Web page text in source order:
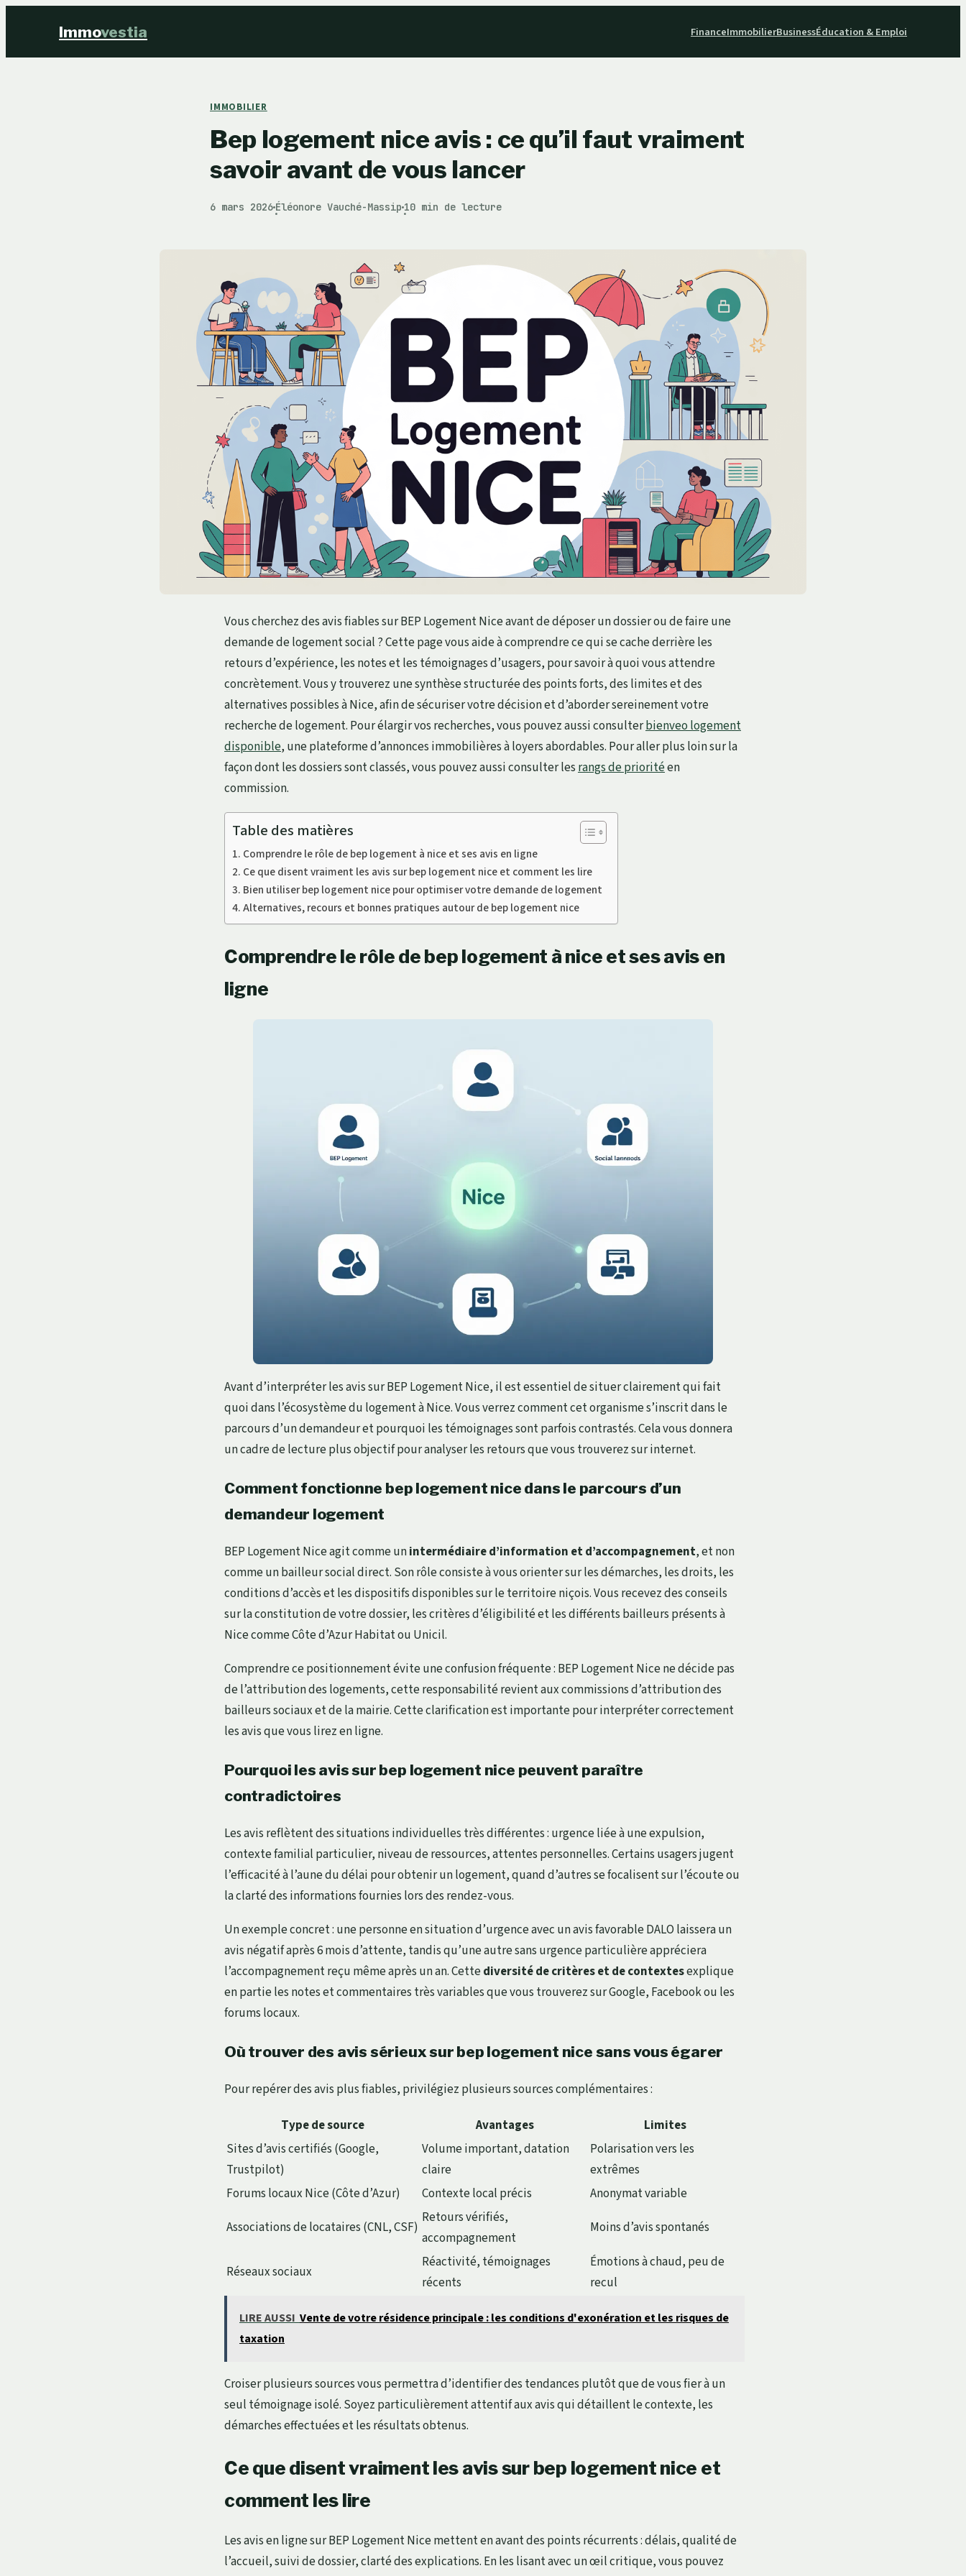
Immovestia FinanceImmobilierBusinessÉducation & Emploi
IMMOBILIER
Bep logement nice avis : ce qu’il faut vraiment
savoir avant de vous lancer
6 mars 2026
·
Éléonore Vauché-Massip
·
10 min de lecture
Vous cherchez des avis fiables sur BEP Logement Nice avant de déposer un dossier ou de faire une
demande de logement social ? Cette page vous aide à comprendre ce qui se cache derrière les
retours d’expérience, les notes et les témoignages d’usagers, pour savoir à quoi vous attendre
concrètement. Vous y trouverez une synthèse structurée des points forts, des limites et des
alternatives possibles à Nice, afin de sécuriser votre décision et d’aborder sereinement votre
recherche de logement. Pour élargir vos recherches, vous pouvez aussi consulterbienveo logement
disponible, une plateforme d’annonces immobilières à loyers abordables. Pour aller plus loin sur la
façon dont les dossiers sont classés, vous pouvez aussi consulter lesrangs de prioritéen
commission.
Table des matières
Comprendre le rôle de bep logement à nice et ses avis en ligne
Ce que disent vraiment les avis sur bep logement nice et comment les lire
Bien utiliser bep logement nice pour optimiser votre demande de logement
Alternatives, recours et bonnes pratiques autour de bep logement nice
Comprendre le rôle de bep logement à nice et ses avis en
ligne
Avant d’interpréter les avis sur BEP Logement Nice, il est essentiel de situer clairement qui fait
quoi dans l’écosystème du logement à Nice. Vous verrez comment cet organisme s’inscrit dans le
parcours d’un demandeur et pourquoi les témoignages sont parfois contrastés. Cela vous donnera
un cadre de lecture plus objectif pour analyser les retours que vous trouverez sur internet.
Comment fonctionne bep logement nice dans le parcours d’un
demandeur logement
BEP Logement Nice agit comme unintermédiaire d’information et d’accompagnement, et non
comme un bailleur social direct. Son rôle consiste à vous orienter sur les démarches, les droits, les
conditions d’accès et les dispositifs disponibles sur le territoire niçois. Vous recevez des conseils
sur la constitution de votre dossier, les critères d’éligibilité et les différents bailleurs présents à
Nice comme Côte d’Azur Habitat ou Unicil.
Comprendre ce positionnement évite une confusion fréquente : BEP Logement Nice ne décide pas
de l’attribution des logements, cette responsabilité revient aux commissions d’attribution des
bailleurs sociaux et de la mairie. Cette clarification est importante pour interpréter correctement
les avis que vous lirez en ligne.
Pourquoi les avis sur bep logement nice peuvent paraître
contradictoires
Les avis reflètent des situations individuelles très différentes : urgence liée à une expulsion,
contexte familial particulier, niveau de ressources, attentes personnelles. Certains usagers jugent
l’efficacité à l’aune du délai pour obtenir un logement, quand d’autres se focalisent sur l’écoute ou
la clarté des informations fournies lors des rendez-vous.
Un exemple concret : une personne en situation d’urgence avec un avis favorable DALO laissera un
avis négatif après 6 mois d’attente, tandis qu’une autre sans urgence particulière appréciera
l’accompagnement reçu même après un an. Cettediversité de critères et de contextesexplique
en partie les notes et commentaires très variables que vous trouverez sur Google, Facebook ou les
forums locaux.
Où trouver des avis sérieux sur bep logement nice sans vous égarer
Pour repérer des avis plus fiables, privilégiez plusieurs sources complémentaires :
Type de source Avantages
Limites
Sites d’avis certifiés (Google,
Trustpilot)
Volume important, datation
claire
Polarisation vers les
extrêmes
Forums locaux Nice (Côte d’Azur)
Contexte local précis
Anonymat variable
Associations de locataires (CNL, CSF)
Retours vérifiés,
accompagnement
Moins d’avis spontanés
Réseaux sociaux
Réactivité, témoignages
récents
Émotions à chaud, peu de
recul
LIRE AUSSI Vente de votre résidence principale : les conditions d'exonération et les risques de
taxation
Croiser plusieurs sources vous permettra d’identifier des tendances plutôt que de vous fier à un
seul témoignage isolé. Soyez particulièrement attentif aux avis qui détaillent le contexte, les
démarches effectuées et les résultats obtenus.
Ce que disent vraiment les avis sur bep logement nice et
comment les lire
Les avis en ligne sur BEP Logement Nice mettent en avant des points récurrents : délais, qualité de
l’accueil, suivi de dossier, clarté des explications. En les lisant avec un œil critique, vous pouvez